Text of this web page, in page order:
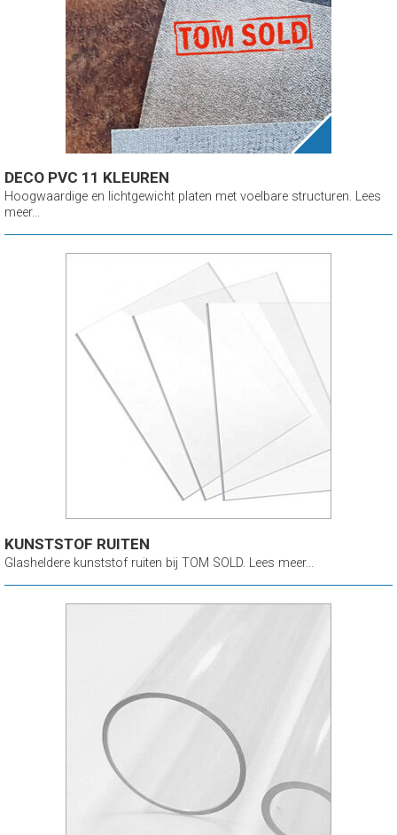
DECO PVC 11 KLEUREN
Hoogwaardige en lichtgewicht platen met voelbare structuren. Lees
meer...
KUNSTSTOF RUITEN
Glasheldere kunststof ruiten bij TOM SOLD. Lees meer...